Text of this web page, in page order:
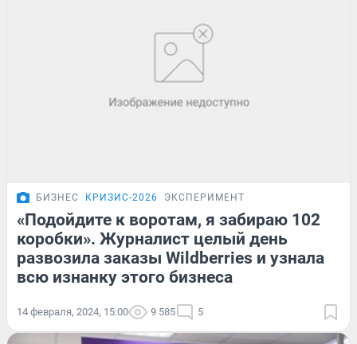
БИЗНЕС КРИЗИС-2026 ЭКСПЕРИМЕНТ
«Подойдите к воротам, я забираю 102
коробки». Журналист целый день
развозила заказы Wildberries и узнала
всю изнанку этого бизнеса
14 февраля, 2024, 15:00 9 585 5